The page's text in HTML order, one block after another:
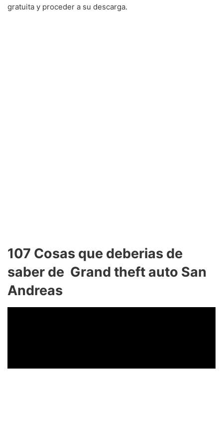
gratuita y proceder a su descarga.
107 Cosas que deberias de
saber de Grand theft auto San
Andreas